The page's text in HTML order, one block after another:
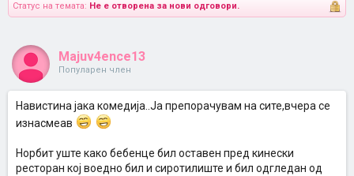
Статус на темата: Не е отворена за нови одговори.
Majuv4ence13
Популарен член
Навистина јака комедија..Ја препорачувам на сите,вчера се
изнасмеав
Норбит уште како бебенце бил оставен пред кинески
ресторан кој воедно бил и сиротилиште и бил одгледан од